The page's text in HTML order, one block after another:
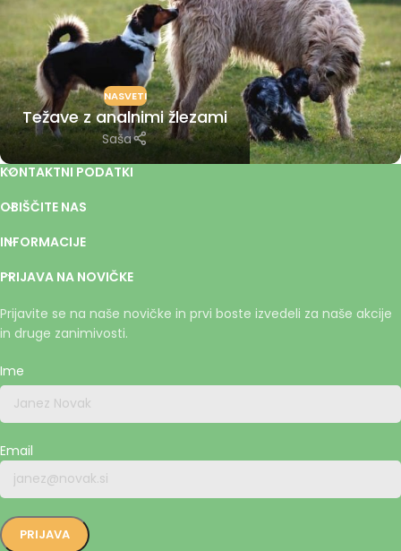
NASVETI
Težave z analnimi žlezami
Saša
KONTAKTNI PODATKI
OBIŠČITE NAS
INFORMACIJE
PRIJAVA NA NOVIČKE
Prijavite se na naše novičke in prvi boste izvedeli za naše akcije
in druge zanimivosti.
Ime
Email